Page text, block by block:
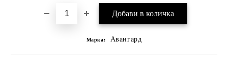
Марка: Авангард